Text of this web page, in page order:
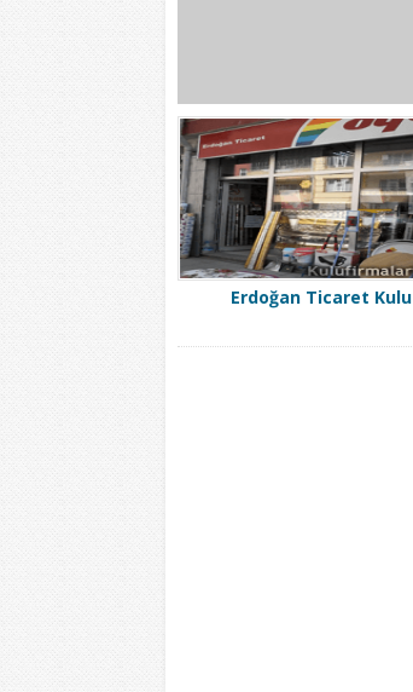
Erdoğan Ticaret Kulu